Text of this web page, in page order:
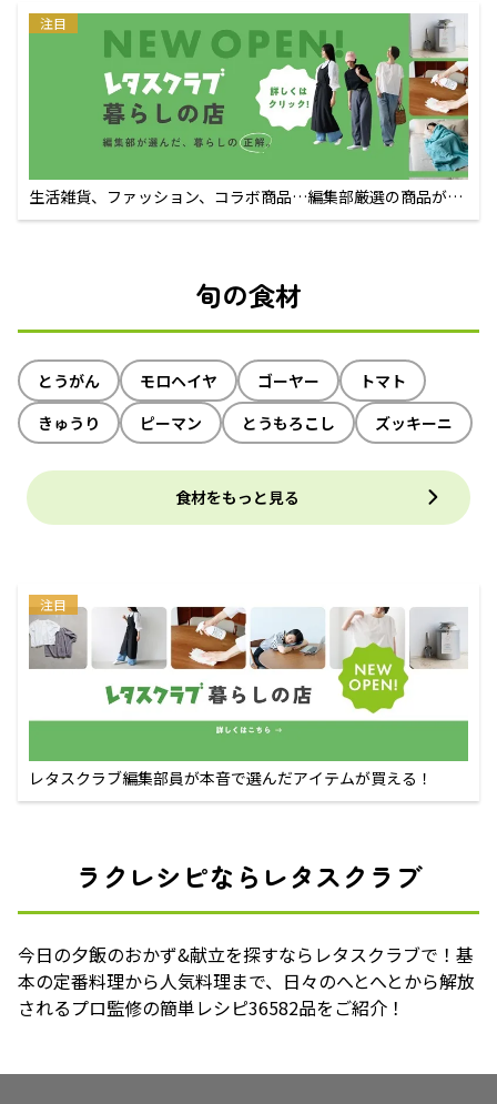
注目
生活雑貨、ファッション、コラボ商品…編集部厳選の商品が買
えるECサイト
旬の食材
とうがん モロヘイヤ ゴーヤー
トマト
きゅうり
ピーマン とうもろこし ズッキーニ
食材をもっと見る
注目
レタスクラブ編集部員が本音で選んだアイテムが買える！
ラクレシピならレタスクラブ
今日の夕飯のおかず&献立を探すならレタスクラブで！基
本の定番料理から人気料理まで、日々のへとへとから解放
されるプロ監修の簡単レシピ36582品をご紹介！